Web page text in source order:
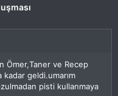
Ömer,Taner ve Recep
geldi.umarım
pisti kullanmaya